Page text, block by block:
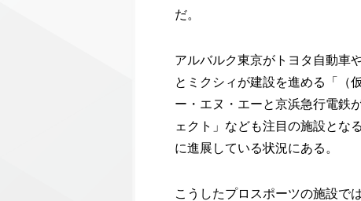
だ。
アルバルク東京がトヨタ自動車
とミクシィが建設を進める「（
ー・エヌ・エーと京浜急行電鉄
ェクト」なども注目の施設とな
に進展している状況にある。
こうしたプロスポーツの施設で